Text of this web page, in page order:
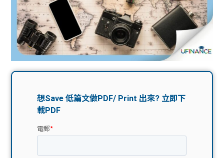
分享
大學
生學
貸款
搵工
Gui
de
ge
nce
校園
贊助
我們